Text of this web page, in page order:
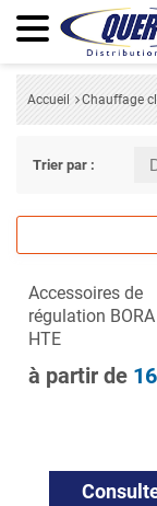
Accueil Chauffage
Trier par :
Accessoires de
régulation BORA
HTE
à partir de